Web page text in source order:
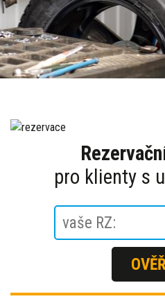
pro klienty s